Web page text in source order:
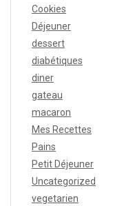
Cookies
Déjeuner
dessert
diabétiques
diner
gateau
macaron
Mes Recettes
Pains
Petit Déjeuner
Uncategorized
vegetarien